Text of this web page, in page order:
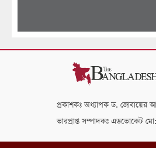
প্রকাশকঃ অধ্যাপক ড. জোবায়ের
ভারপ্রাপ্ত সম্পাদকঃ এডভোকেট